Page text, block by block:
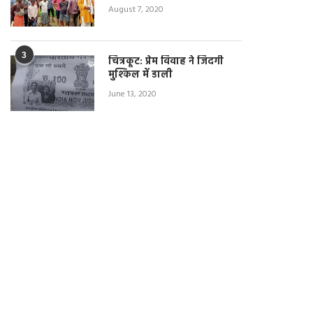
August 7, 2020
3
चित्रकूट: प्रेम विवाह ने जिंदगी
मुश्किल में डाली
June 13, 2020